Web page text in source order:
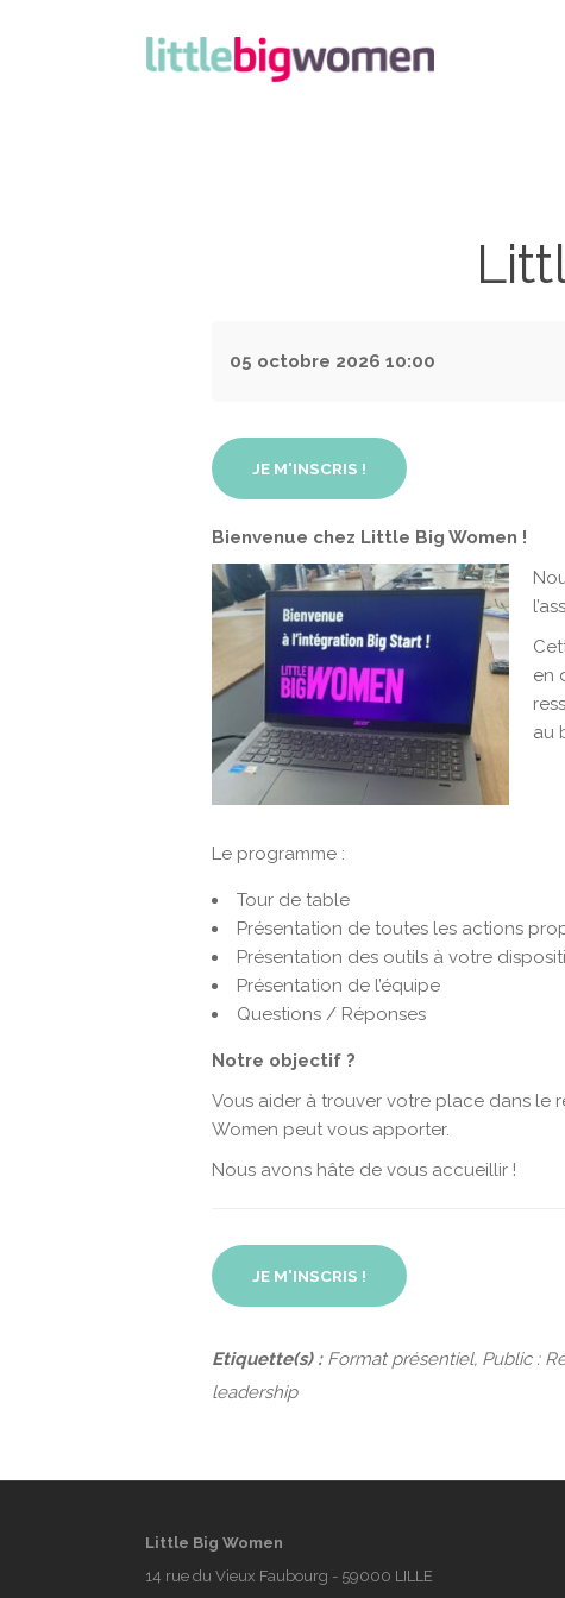
05 octobre 2026 10:00
JE M'INSCRIS !
Bienvenue chez Little Big Women !
en
au
Le programme :
Tour de table
Présentation de toutes les actions
Présentation des outils à votre
Présentation de l’équipe
Questions / Réponses
Notre objectif ?
Vous aider à trouver votre place dans le
Women peut vous apporter.
Nous avons hâte de vous accueillir !
JE M'INSCRIS !
Etiquette(s) : Format présentiel, Public :
leadership
Little Big Women
14 rue du Vieux Faubourg - 59000 LILLE